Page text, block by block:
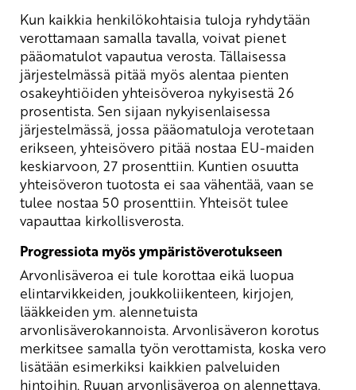
Kun kaikkia henkilökohtaisia tuloja ryhdytään
verottamaan samalla tavalla, voivat pienet
pääomatulot vapautua verosta. Tällaisessa
järjestelmässä pitää myös alentaa pienten
osakeyhtiöiden yhteisöveroa nykyisestä 26
prosentista. Sen sijaan nykyisenlaisessa
järjestelmässä, jossa pääomatuloja verotetaan
erikseen, yhteisövero pitää nostaa EU-maiden
keskiarvoon, 27 prosenttiin. Kuntien osuutta
yhteisöveron tuotosta ei saa vähentää, vaan se
tulee nostaa 50 prosenttiin. Yhteisöt tulee
vapauttaa kirkollisverosta.
Progressiota myös ympäristöverotukseen
Arvonlisäveroa ei tule korottaa eikä luopua
elintarvikkeiden, joukkoliikenteen, kirjojen,
lääkkeiden ym. alennetuista
arvonlisäverokannoista. Arvonlisäveron korotus
merkitsee samalla työn verottamista, koska vero
lisätään esimerkiksi kaikkien palveluiden
hintoihin. Ruuan arvonlisäveroa on alennettava.